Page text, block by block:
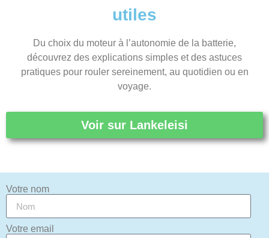
utiles
Du choix du moteur à l’autonomie de la batterie,
découvrez des explications simples et des astuces
pratiques pour rouler sereinement, au quotidien ou en
voyage.
Voir sur Lankeleisi
Votre nom
Votre email